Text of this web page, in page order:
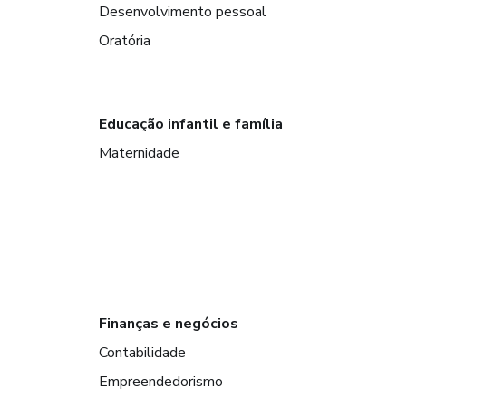
Desenvolvimento pessoal
Oratória
Educação infantil e família
Maternidade
Finanças e negócios
Contabilidade
Empreendedorismo